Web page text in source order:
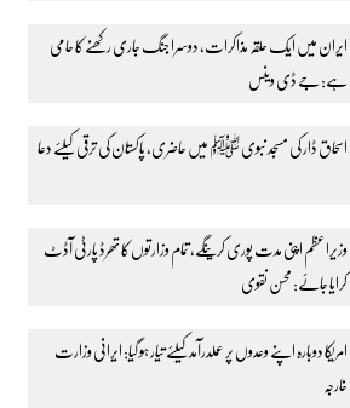
ایران میں ایک حلقہ مذاکرات، دوسرا جنگ جاری رکھنے کا حامی
ہے: جے ڈی وینس
اسحاق ڈار کی مسجد نبوی ﷺ میں حاضری، پاکستان کی ترقی کیلئے دعا
وزیراعظم اپنی مدت پوری کرینگے، تمام وزارتوں کا تھرڈ پارٹی آڈٹ
کرایا جائے: محسن نقوی
امریکا دوبارہ اپنے وعدوں پر عملدرآمد کیلئے تیار ہو گیا: ایرانی وزارت
خارجہ